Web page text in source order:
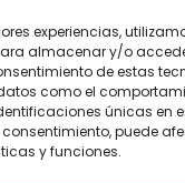
experiencias,
almacenar y/o
de estas
como el
únicas en
consentimiento, puede
y funciones.
Email
en redes